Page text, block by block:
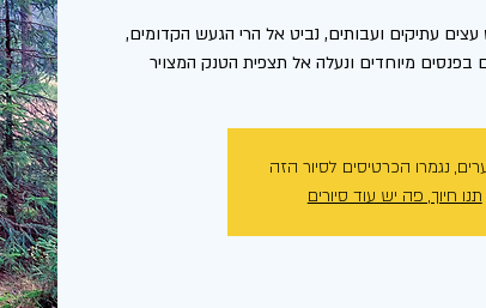
עצים עתיקים ועבותים, נביט אל הרי הגעש הקדומים,
בפנסים מיוחדים ונעלה אל תצפית הטנק המצויר
נגמרו הכרטיסים לסיור הזה
תנו חיוך, פה יש עוד סיורים